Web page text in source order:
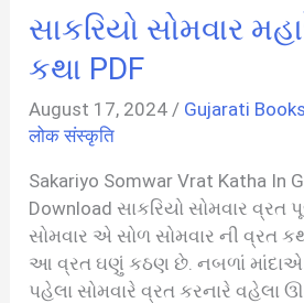
|
16
Vrat
Katha
PDF
In
Hindi
સાકરિયો સોમવાર
કથા PDF
August 17, 2024 / Gujarati
लोक संस्कृति
Sakariyo Somwar Vrat Katha In
Download સાકરિયો સોમવાર વ્રત
સોમવાર એ સોળ સોમવાર ની વ્રત
આ વ્રત ઘણું કઠણ છે. નબળાં માંદાએ
પહેલા સોમવારે વ્રત કરનારે વહેલા